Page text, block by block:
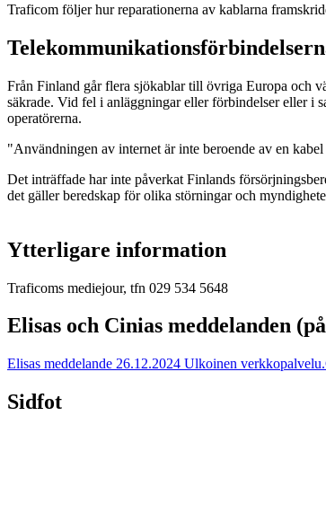
Traficom följer hur reparationerna av kablarna
Från Finland går flera sjökablar till övriga Europa och
säkrade. Vid fel i anläggningar eller förbindelser eller i
operatörerna.
"Användningen av internet är inte beroende av en
Det inträffade har inte påverkat Finlands
det gäller beredskap för olika störningar och
Ytterligare information
Traficoms mediejour, tfn 029 534 5648
Elisas och Cinias meddelanden
Elisas meddelande 26.12.2024 Ulkoinen verkkopalvelu.
Sidfot